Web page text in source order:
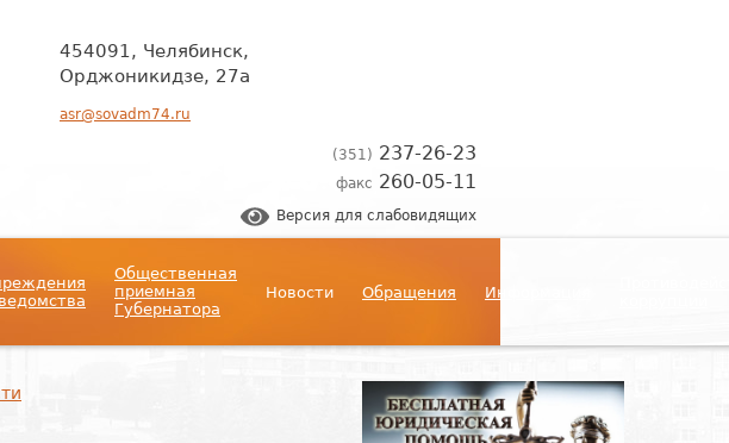
454091, Челябинск,
Орджоникидзе, 27а
asr@sovadm74.ru
(351) 237-26-23
факс 260-05-11
Версия для слабовидящих
Общественная
приемная
Губернатора
Новости Обращения Информация